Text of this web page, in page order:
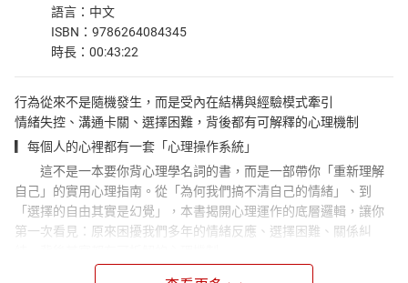
語言：中文
ISBN：9786264084345
時長：00:43:22
行為從來不是隨機發生，而是受內在結構與經驗模式牽引
情緒失控、溝通卡關、選擇困難，背後都有可解釋的心理機制
▎每個人的心裡都有一套「心理操作系統」
這不是一本要你背心理學名詞的書，而是一部帶你「重新理解
自己」的實用心理指南。從「為何我們搞不清自己的情緒」、到
「選擇的自由其實是幻覺」，本書揭開心理運作的底層邏輯，讓你
第一次看見：原來困擾我們多年的情緒反應、選擇困難、關係糾
▎人不是被塑造，而是被重複經驗「寫入」